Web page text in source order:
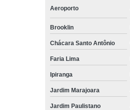
Aeroporto
Brooklin
Chácara Santo Antônio
Faria Lima
Ipiranga
Jardim Marajoara
Jardim Paulistano